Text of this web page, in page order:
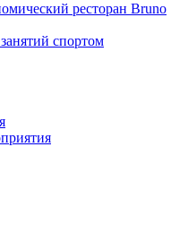
ресторан Bruno
спортом